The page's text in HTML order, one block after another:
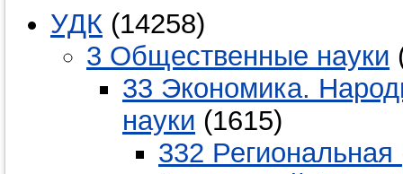
УДК (14258)
3 Общественные науки
33 Экономика.
науки (1615)
332